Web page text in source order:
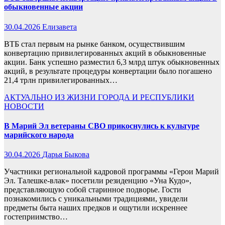
обыкновенные акции
30.04.2026 Елизавета
ВТБ стал первым на рынке банком, осуществившим
конвертацию привилегированных акций в обыкновенные
акции. Банк успешно разместил 6,3 млрд штук обыкновенных
акций, в результате процедуры конвертации было погашено
21,4 трлн привилегированных…
АКТУАЛЬНО ИЗ ЖИЗНИ ГОРОДА И РЕСПУБЛИКИ
НОВОСТИ
В Марий Эл ветераны СВО прикоснулись к культуре
марийского народа
30.04.2026 Дарья Быкова
Участники региональной кадровой программы «Герои Марий
Эл. Талешке-влак» посетили резиденцию «Уна Кудо»,
представляющую собой старинное подворье. Гости
познакомились с уникальными традициями, увидели
предметы быта наших предков и ощутили искреннее
гостеприимство…